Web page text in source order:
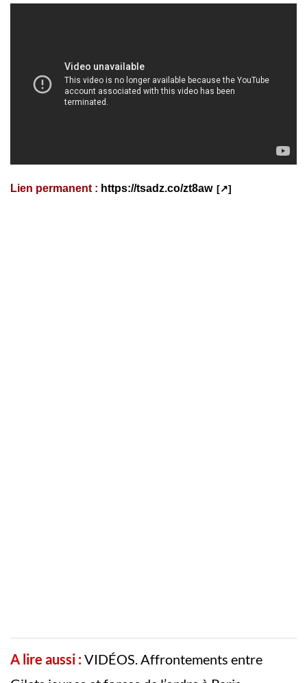
Lien permanent : https://tsadz.co/zt8aw
A lire aussi :VIDÉOS. Affrontements entre